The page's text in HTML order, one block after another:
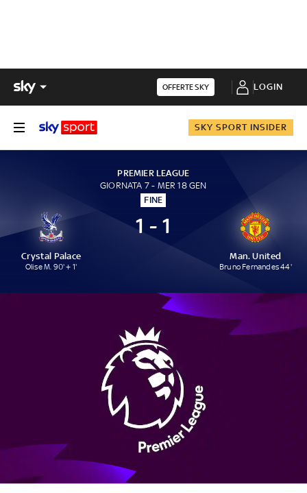
OFFERTE SKY LOGIN
SKY SPORT INSIDER
PREMIER LEAGUE
GIORNATA 7 - MER 18 GEN
FINE
Crystal Palace
Olise M. 90' + 1'
1 - 1
Man. United
Bruno Fernandes 44'
1 - 1